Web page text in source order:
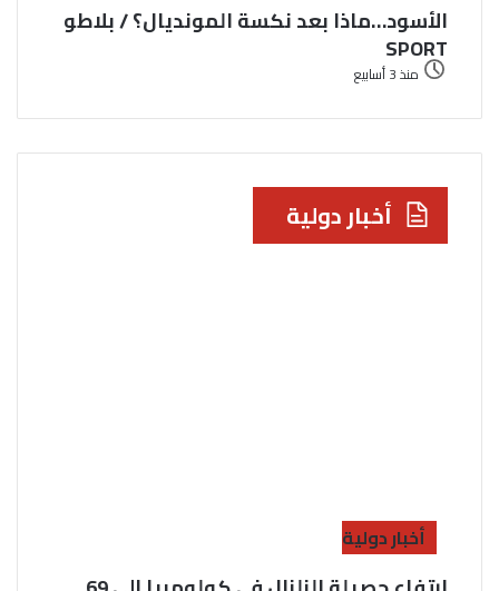
الأسود…ماذا بعد نكسة المونديال؟ / بلاطو
SPORT
منذ 3 أسابيع
أخبار دولية
أخبار دولية